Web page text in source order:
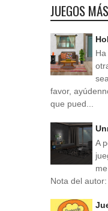
JUEGOS
favor,
que pued...
A
Nota del